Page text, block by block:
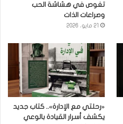
تغوص في هشاشة الحب
وصراعات الذات
21 مايو، 2026
«رحلتي مع الإدارة».. كتاب جديد
يكشف أسرار القيادة بالوعي